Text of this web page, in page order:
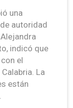
una
autoridad
indicó que
el
La
están